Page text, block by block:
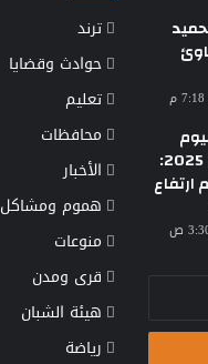
الأحد 23 مارس 2025:
ترند
حوادث وقضايا
تعليم
محافظات
الأخبار
هموم ومشاكل
منوعات
قرى ومدن
هيئة الشبان
رياضة